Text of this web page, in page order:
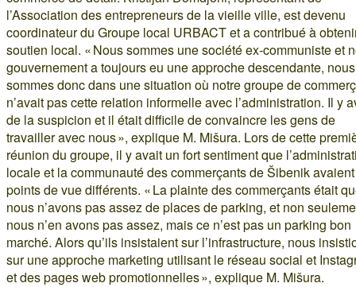
l’Association des entrepreneurs de la vieille ville, est devenu
coordinateur du Groupe local URBACT et a contribué à
soutien local. « Nous sommes une société ex-communiste et
gouvernement a toujours eu une approche descendante, nous
sommes donc dans une situation où notre groupe de
n’avait pas cette relation informelle avec l’administration. Il y
de la suspicion et il était difficile de convaincre les gens de
travailler avec nous », explique M. Mišura. Lors de cette
réunion du groupe, il y avait un fort sentiment que
locale et la communauté des commerçants de Šibenik
points de vue différents. « La plainte des commerçants était
nous n’avons pas assez de places de parking, et non
nous n’en avons pas assez, mais ce n’est pas un parking bon
marché. Alors qu’ils insistaient sur l’infrastructure, nous
sur une approche marketing utilisant le réseau social et
et des pages web promotionnelles », explique M. Mišura.